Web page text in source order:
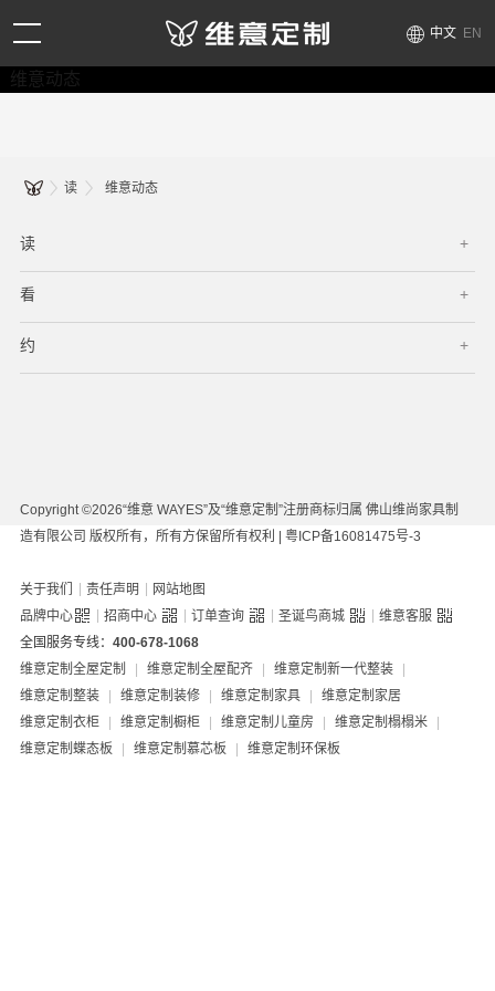
中文 EN
维意动态
读 维意动态
读
看
约
Copyright ©2026“维意 WAYES”及“维意定制”注册商标归属 佛山维尚家具制
造有限公司 版权所有，所有方保留所有权利 | 粤ICP备16081475号-3
关于我们 | 责任声明 | 网站地图
品牌中心
| 招商中心 | 订单查询 | 圣诞鸟商城 | 维意客服
全国服务专线： 400-678-1068
维意定制全屋定制
| 维意定制全屋配齐 | 维意定制新一代整装
|
维意定制整装
| 维意定制装修 | 维意定制家具 |
维意定制家居
维意定制衣柜
| 维意定制橱柜 | 维意定制儿童房 | 维意定制榻榻米
|
维意定制蝶态板
| 维意定制慕芯板 | 维意定制环保板